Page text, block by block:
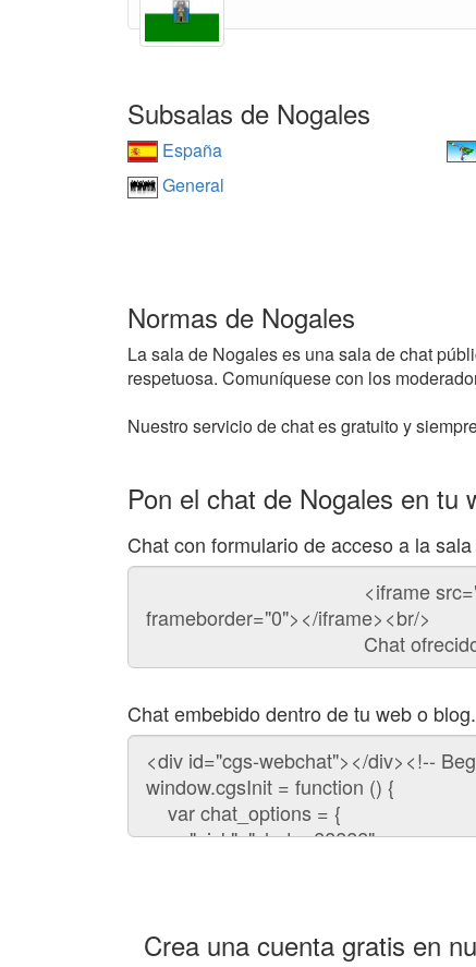
Subsalas de Nogales
España
General
Normas de Nogales
La sala de Nogales es una sala de chat
respetuosa. Comuníquese con los
Nuestro servicio de chat es gratuito y
Pon el chat de Nogales en tu
Chat con formulario de acceso a la
Código
chat
Chat embebido dentro de tu web o blog.
Código
para
embeber
chat
Crea una cuenta gratis en